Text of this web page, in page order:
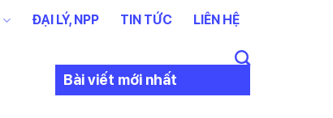
ĐẠI LÝ, NPP TIN TỨC LIÊN HỆ
Bài viết mới nhất